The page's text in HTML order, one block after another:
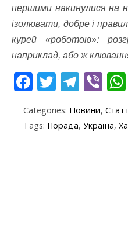
першими накинулися на
ізолювати, добре і
курей «роботою»:
наприклад, або ж
F
e
b
T
itt
er
T
e
gr
Vi
er
Categories: Новини,
Tags: Порада, Україна,